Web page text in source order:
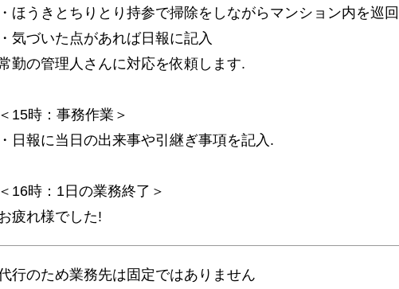
・ほうきとちりとり持参で掃除をしながらマンション内を巡
・気づいた点があれば日報に記入
勤の管理人さんに対応を依頼します.
＜15時：事務作業＞
・日報に当日の出来事や引継ぎ事項を記入.
＜16時：1日の業務終了＞
疲れ様でした!
行のため業務先は固定ではありません